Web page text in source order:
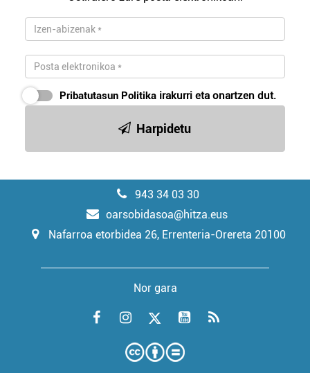
Pribatutasun Politika irakurri eta onartzen dut.
Harpidetu
943 34 03 30
oarsobidasoa@hitza.eus
Nafarroa etorbidea 26, Errenteria-Orereta 20100
Nor gara